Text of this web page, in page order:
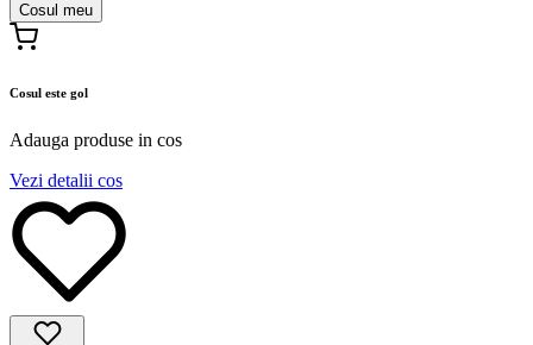
Cosul meu
Cosul este gol
Adauga produse in cos
Vezi detalii cos